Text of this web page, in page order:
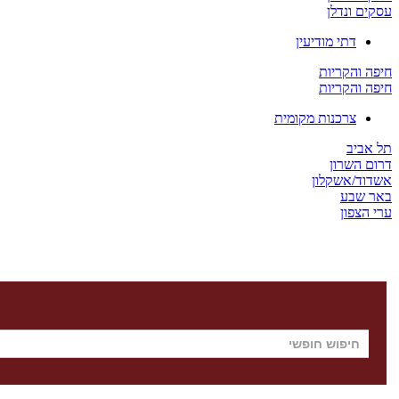
עסקים ונדלן
דתי מודיעין
חיפה והקריות
חיפה והקריות
צרכנות מקומית
תל אביב
דרום השרון
אשדוד/אשקלון
באר שבע
ערי הצפון